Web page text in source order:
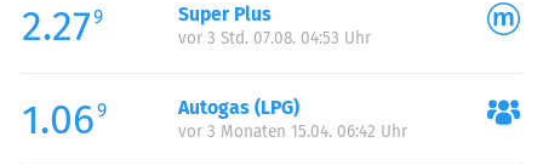
2.279 Super Plus
vor 3 Std. 07.08. 04:53 Uhr
1.069 Autogas (LPG)
vor 3 Monaten 15.04. 06:42 Uhr